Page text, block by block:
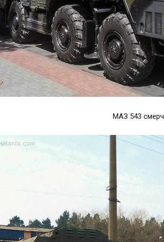
МАЗ 543 смерч